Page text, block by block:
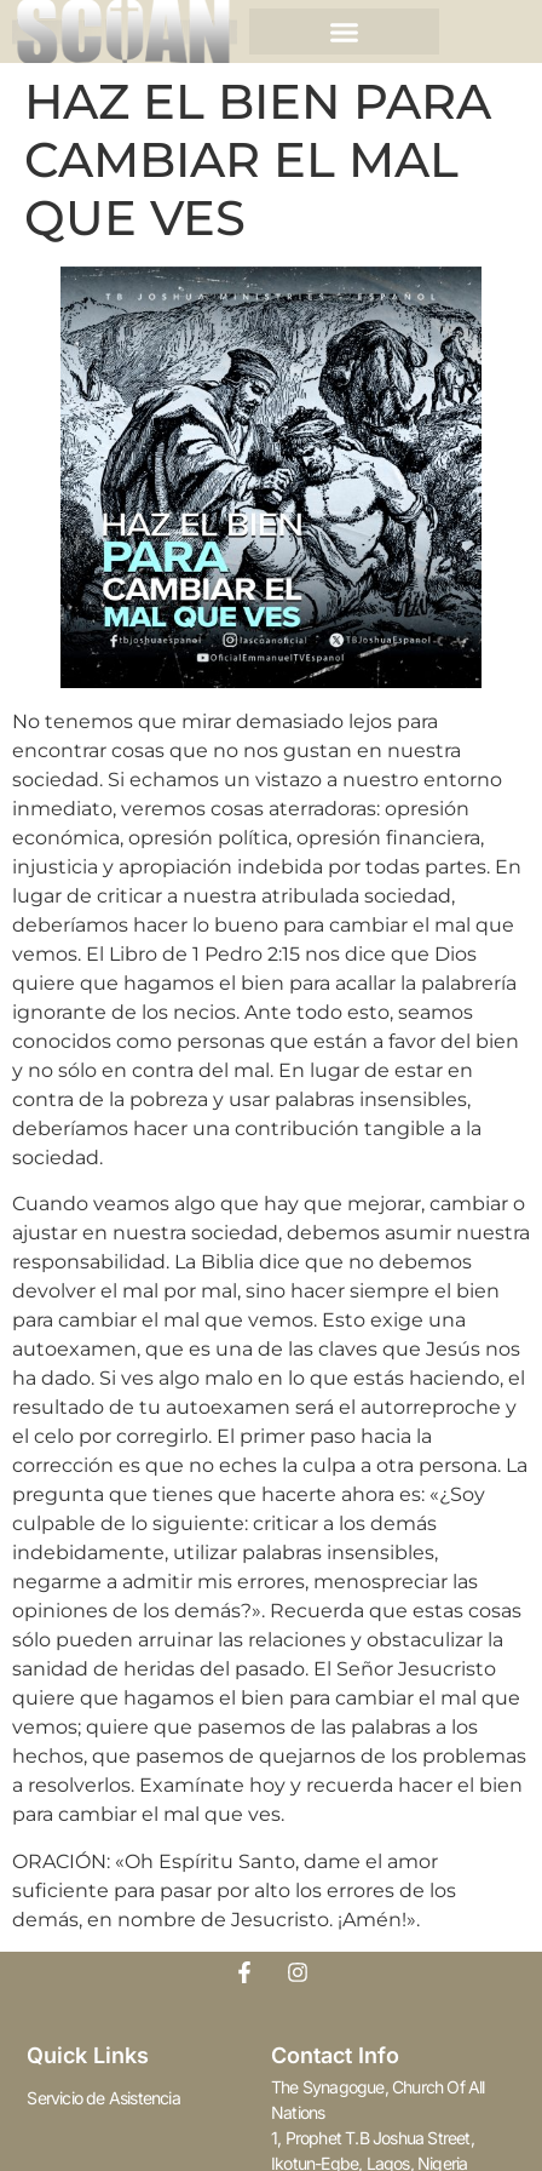
HAZ EL BIEN PARA
CAMBIAR EL MAL
QUE VES
No tenemos que mirar demasiado lejos para
encontrar cosas que no nos gustan en nuestra
sociedad. Si echamos un vistazo a nuestro entorno
inmediato, veremos cosas aterradoras: opresión
económica, opresión política, opresión financiera,
injusticia y apropiación indebida por todas partes. En
lugar de criticar a nuestra atribulada sociedad,
deberíamos hacer lo bueno para cambiar el mal que
vemos. El Libro de 1 Pedro 2:15 nos dice que Dios
quiere que hagamos el bien para acallar la palabrería
ignorante de los necios. Ante todo esto, seamos
conocidos como personas que están a favor del bien
y no sólo en contra del mal. En lugar de estar en
contra de la pobreza y usar palabras insensibles,
deberíamos hacer una contribución tangible a la
sociedad.
Cuando veamos algo que hay que mejorar, cambiar o
ajustar en nuestra sociedad, debemos asumir nuestra
responsabilidad. La Biblia dice que no debemos
devolver el mal por mal, sino hacer siempre el bien
para cambiar el mal que vemos. Esto exige una
autoexamen, que es una de las claves que Jesús nos
ha dado. Si ves algo malo en lo que estás haciendo, el
resultado de tu autoexamen será el autorreproche y
el celo por corregirlo. El primer paso hacia la
corrección es que no eches la culpa a otra persona. La
pregunta que tienes que hacerte ahora es: «¿Soy
culpable de lo siguiente: criticar a los demás
indebidamente, utilizar palabras insensibles,
negarme a admitir mis errores, menospreciar las
opiniones de los demás?». Recuerda que estas cosas
sólo pueden arruinar las relaciones y obstaculizar la
sanidad de heridas del pasado. El Señor Jesucristo
quiere que hagamos el bien para cambiar el mal que
vemos; quiere que pasemos de las palabras a los
hechos, que pasemos de quejarnos de los problemas
a resolverlos. Examínate hoy y recuerda hacer el bien
para cambiar el mal que ves.
ORACIÓN: «Oh Espíritu Santo, dame el amor
suficiente para pasar por alto los errores de los
demás, en nombre de Jesucristo. ¡Amén!».
Quick Links
Servicio de Asistencia
Contact Info
The Synagogue, Church Of All
Nations
1, Prophet T.B Joshua Street,
Ikotun-Egbe, Lagos, Nigeria